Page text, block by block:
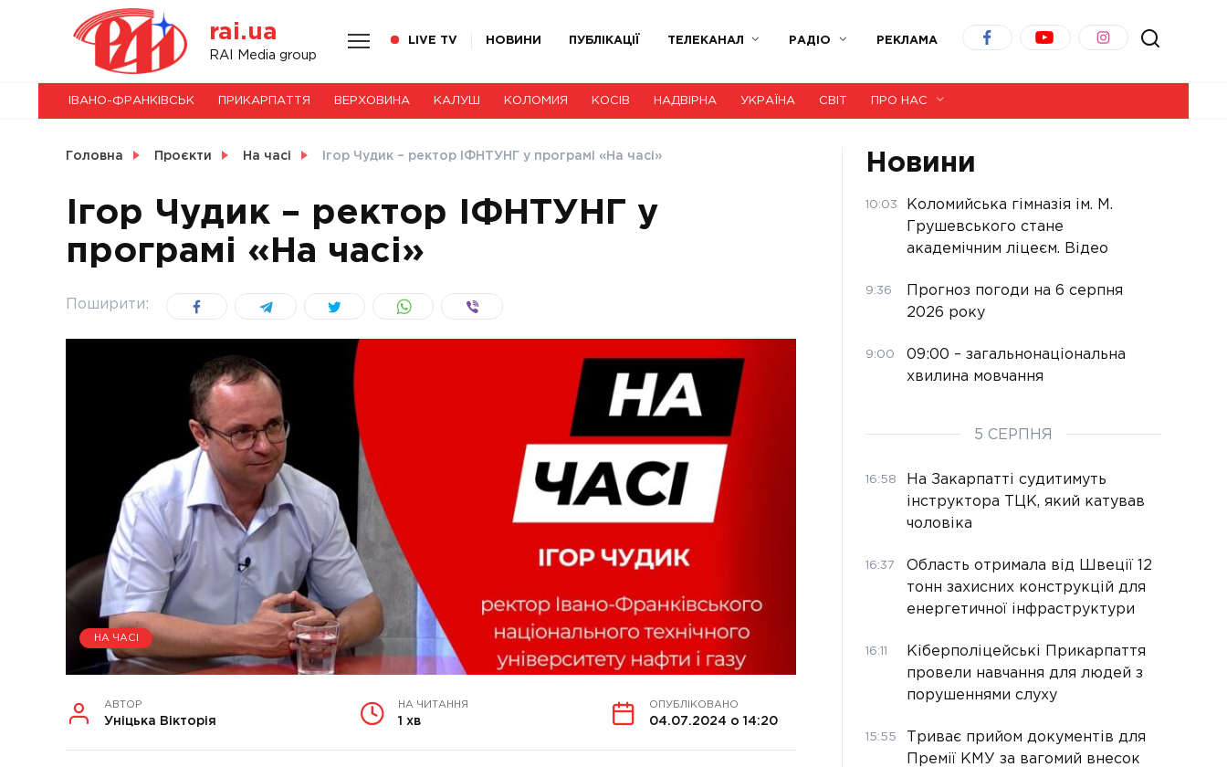
rai.ua
RAI Media group
LIVE TV НОВИНИ ПУБЛІКАЦІЇ ТЕЛЕКАНАЛ РАДІО РЕКЛАМА
НОВИНИ
СВІТ
УКРАЇНА
ІВАНО-ФРАНКІВСЬК ПРИКАРПАТТЯ ВЕРХОВИНА КАЛУШ КОЛОМИЯ КОСІВ НАДВІРНА УКРАЇНА СВІТ ПРО НАС
Головна Проєкти На часі Ігор Чудик – ректор ІФНТУНГ у програмі «На часі»
Ігор Чудик – ректор ІФНТУНГ у
програмі «На часі»
Поширити:
НА ЧАСІ
АВТОР
Уніцька Вікторія
НА ЧИТАННЯ
1 хв
ОПУБЛІКОВАНО
04.07.2024 о 14:20
Новини
10:03
Коломийська гімназія ім. М.
Грушевського стане
академічним ліцеєм. Відео
9:36
Прогноз погоди на 6 серпня
2026 року
9:00
09:00 – загальнонаціональна
хвилина мовчання
5 СЕРПНЯ
16:58
На Закарпатті судитимуть
інструктора ТЦК, який катував
чоловіка
16:37
Область отримала від Швеції 12
тонн захисних конструкцій для
енергетичної інфраструктури
16:11
Кіберполіцейські Прикарпаття
провели навчання для людей з
порушеннями слуху
15:55
Триває прийом документів для
Премії КМУ за вагомий внесок